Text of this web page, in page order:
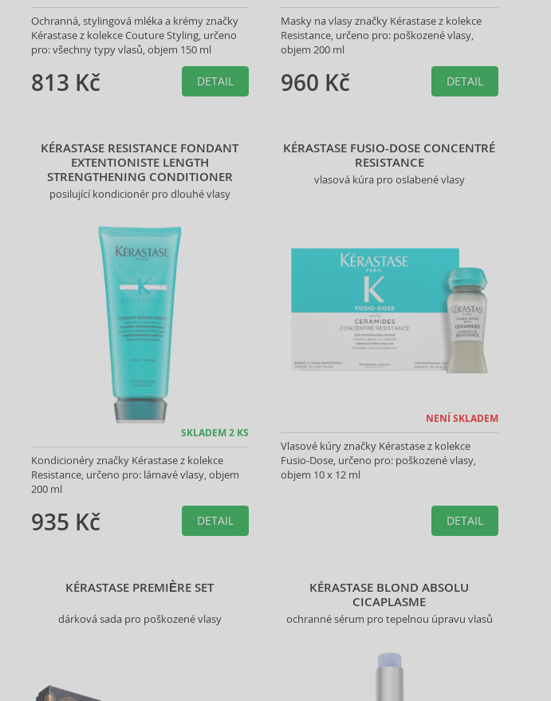
Ochranná, stylingová mléka a krémy značky
Kérastase z kolekce Couture Styling, určeno
pro: všechny typy vlasů, objem 150 ml
813 Kč DETAIL
Masky na vlasy značky Kérastase z kolekce
Resistance, určeno pro: poškozené vlasy,
objem 200 ml
960 Kč DETAIL
KÉRASTASE RESISTANCE FONDANT
EXTENTIONISTE LENGTH
STRENGTHENING CONDITIONER
posilující kondicionér pro dlouhé vlasy
SKLADEM 2 KS
Kondicionéry značky Kérastase z kolekce
Resistance, určeno pro: lámavé vlasy, objem
200 ml
935 Kč DETAIL
KÉRASTASE FUSIO-DOSE CONCENTRÉ
RESISTANCE
vlasová kúra pro oslabené vlasy
NENÍ SKLADEM
Vlasové kúry značky Kérastase z kolekce
Fusio-Dose, určeno pro: poškozené vlasy,
objem 10 x 12 ml
DETAIL
KÉRASTASE PREMIÈRE SET
dárková sada pro poškozené vlasy
KÉRASTASE BLOND ABSOLU
CICAPLASME
ochranné sérum pro tepelnou úpravu vlasů